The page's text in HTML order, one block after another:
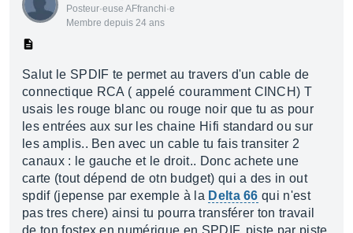
Posteur·euse AFfranchi·e
Membre depuis 24 ans
Salut le SPDIF te permet au travers d'un cable de
connectique RCA ( appelé couramment CINCH) T
usais les rouge blanc ou rouge noir que tu as pour
les entrées aux sur les chaine Hifi standard ou sur
les amplis.. Ben avec un cable tu fais transiter 2
canaux : le gauche et le droit.. Donc achete une
carte (tout dépend de otn budget) qui a des in out
spdif (jepense par exemple à la Delta 66 qui n'est
pas tres chere) ainsi tu pourra transférer ton travail
de ton fostex en numérique en SPDIF, piste par piste